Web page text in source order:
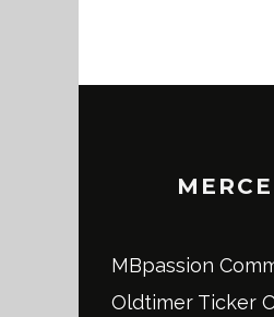
MBpassion
Oldtimer Ticker